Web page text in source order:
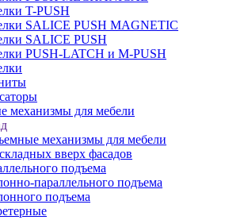
T-PUSH
SALICE PUSH MAGNETIC
SALICE PUSH
PUSH-LATCH и M-PUSH
механизмы для мебели
механизмы для мебели
вверх фасадов
подъема
параллельного подъема
подъема